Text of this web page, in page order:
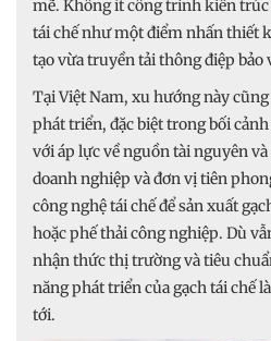
mẽ. Không ít công trình kiến trúc
tái chế như một điểm nhấn thiết
tạo vừa truyền tải thông điệp bảo
Tại Việt Nam, xu hướng này
phát triển, đặc biệt trong bối
với áp lực về nguồn tài nguyên
doanh nghiệp và đơn vị tiên
công nghệ tái chế để sản xuất
hoặc phế thải công nghiệp. Dù
nhận thức thị trường và tiêu
năng phát triển của gạch tái chế
tới.